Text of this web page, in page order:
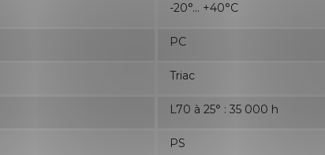
-20°... +40°C
PC
Triac
L70 à 25° : 35 000 h
PS